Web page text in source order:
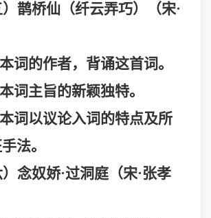
）鹊桥仙（纤云弄巧）（宋·
词的作者，背诵这首词。
词主旨的新颖独特。
词以议论入词的特点及所
法。
）念奴娇·过洞庭（宋·张孝